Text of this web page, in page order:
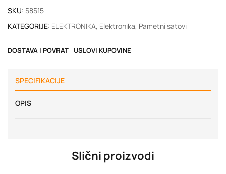
SKU: 58515
KATEGORIJE: ELEKTRONIKA, Elektronika, Pametni satovi
DOSTAVA I POVRAT USLOVI KUPOVINE
SPECIFIKACIJE
OPIS
Slični proizvodi